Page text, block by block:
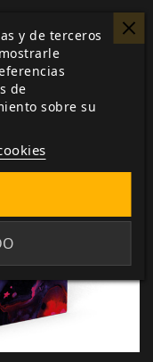
y de terceros
de
sobre su